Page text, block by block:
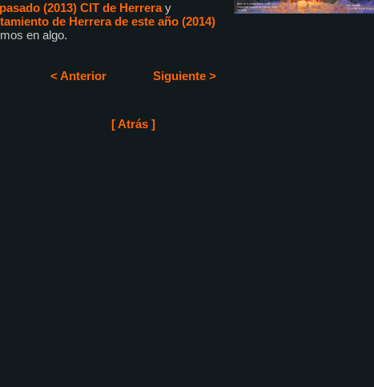
(2013) CIT de Herreray
de Herrera de este año (2014)
en algo.
< Anterior Siguiente >
[ Atrás ]